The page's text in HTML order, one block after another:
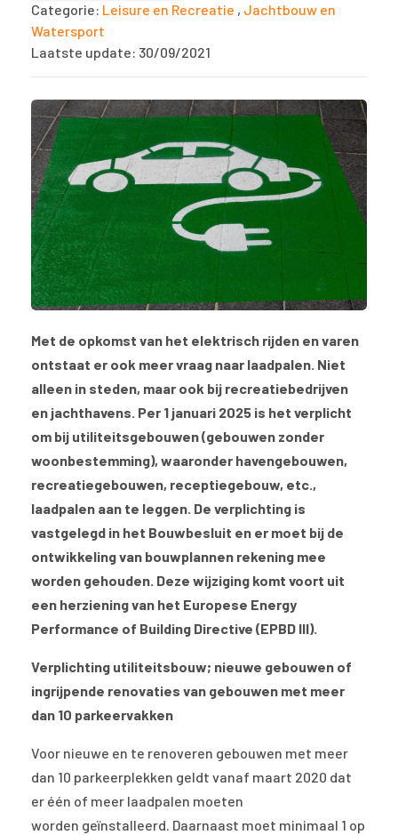
Categorie: Leisure en Recreatie , Jachtbouw en
Watersport
Laatste update: 30/09/2021
Met de opkomst van het elektrisch rijden en varen
ontstaat er ook meer vraag naar laadpalen. Niet
alleen in steden, maar ook bij recreatiebedrijven
en jachthavens. Per 1 januari 2025 is het verplicht
om bij utiliteitsgebouwen (gebouwen zonder
woonbestemming), waaronder havengebouwen,
recreatiegebouwen, receptiegebouw, etc.,
laadpalen aan te leggen. De verplichting is
vastgelegd in het Bouwbesluit en er moet bij de
ontwikkeling van bouwplannen rekening mee
worden gehouden. Deze wijziging komt voort uit
een herziening van het Europese Energy
Performance of Building Directive (EPBD III).
Verplichting utiliteitsbouw; nieuwe gebouwen of
ingrijpende renovaties van gebouwen met meer
dan 10 parkeervakken
Voor nieuwe en te renoveren gebouwen met meer
dan 10 parkeerplekken geldt vanaf maart 2020 dat
er één of meer laadpalen moeten
worden geïnstalleerd. Daarnaast moet minimaal 1 op